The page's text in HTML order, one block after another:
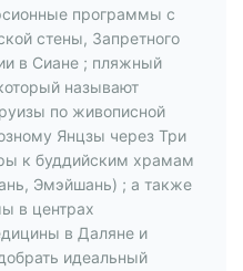
программы с
стены, Запретного
в Сиане ; пляжный
называют
по живописной
Янцзы через Три
к буддийским храмам
Эмэйшань) ; а также
в центрах
в Даляне и
идеальный